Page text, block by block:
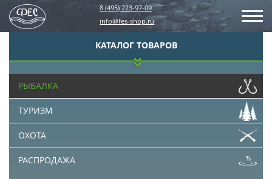
8 (495) 223-97-09
info@fes-shop.ru
КАТАЛОГ ТОВАРОВ
РЫБАЛКА
ТУРИЗМ
ОХОТА
РАСПРОДАЖА